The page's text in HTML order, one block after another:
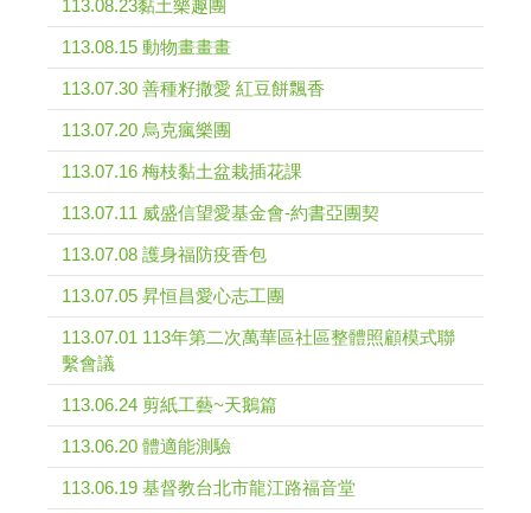
113.08.23黏土樂趣團
113.08.15 動物畫畫畫
113.07.30 善種籽撒愛 紅豆餅飄香
113.07.20 烏克瘋樂團
113.07.16 梅枝黏土盆栽插花課
113.07.11 威盛信望愛基金會-約書亞團契
113.07.08 護身福防疫香包
113.07.05 昇恒昌愛心志工團
113.07.01 113年第二次萬華區社區整體照顧模式聯
繫會議
113.06.24 剪紙工藝~天鵝篇
113.06.20 體適能測驗
113.06.19 基督教台北市龍江路福音堂